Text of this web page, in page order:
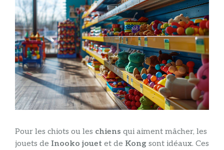
Pour les chiots ou les chiens qui aiment mâcher, les
jouets de Inooko jouet et de Kong sont idéaux. Ces